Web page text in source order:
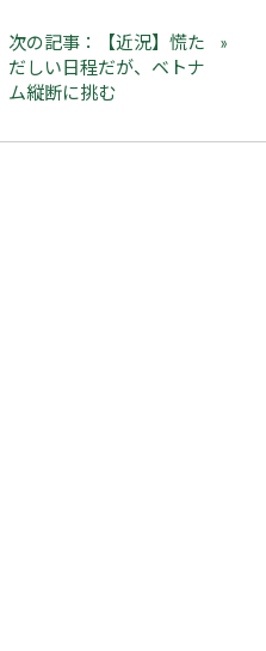
次の記事：【近況】慌た
だしい日程だが、ベトナ
ム縦断に挑む